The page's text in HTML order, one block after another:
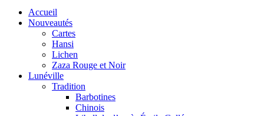
Accueil
Nouveautés
Cartes
Hansi
Lichen
Zaza Rouge et Noir
Lunéville
Tradition
Barbotines
Chinois